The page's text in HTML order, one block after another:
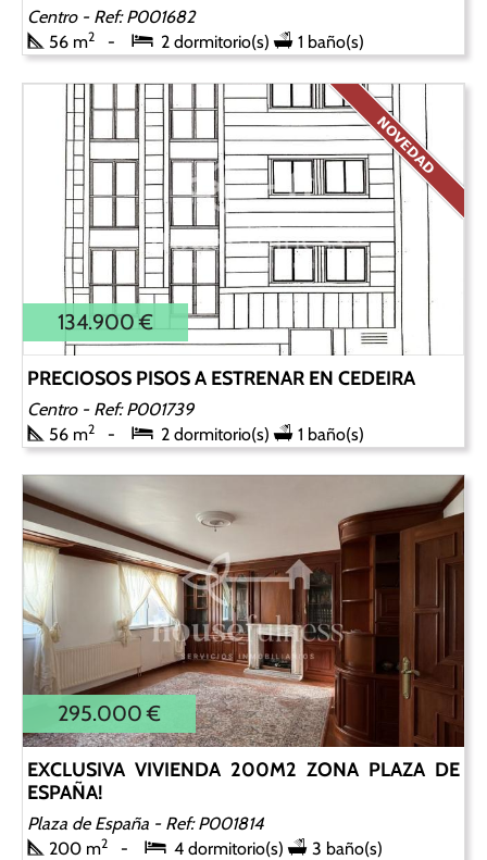
Centro - Ref: P001682
56 m2 2 dormitorio(s) 1 baño(s)
134.900 €
PRECIOSOS PISOS A ESTRENAR EN CEDEIRA
Centro - Ref: P001739
56 m2 2 dormitorio(s) 1 baño(s)
295.000 €
EXCLUSIVA VIVIENDA 200M2 ZONA PLAZA DE
ESPAÑA!
Plaza de España - Ref: P001814
200 m2 4 dormitorio(s) 3 baño(s)